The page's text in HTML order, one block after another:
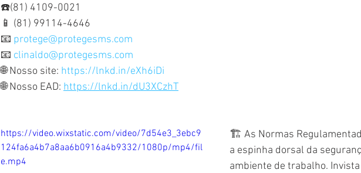
☎️(81) 4109-0021
📱 (81) 99114-4646
📧 protege@protegesms.com
📧 clinaldo@protegesms.com
🌐 Nosso site: https://lnkd.in/eXh6iDi
🌐 Nosso EAD: https://lnkd.in/dU3XCzhT
https://video.wixstatic.com/video/7d54e3_3ebc9
124fa6a4b7a8aa6b0916a4b9332/1080p/mp4/fil
e.mp4
🏗️ As Normas
a espinha dorsal da
ambiente de trabalho.